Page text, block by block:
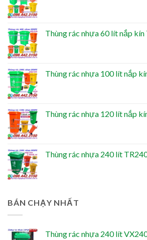
Thùng rác nhựa 60 lít nắp kín
Thùng rác nhựa 100 lít nắp
Thùng rác nhựa 120 lít nắp
Thùng rác nhựa 240 lít
BÁN CHẠY NHẤT
Thùng rác nhựa 240 lít